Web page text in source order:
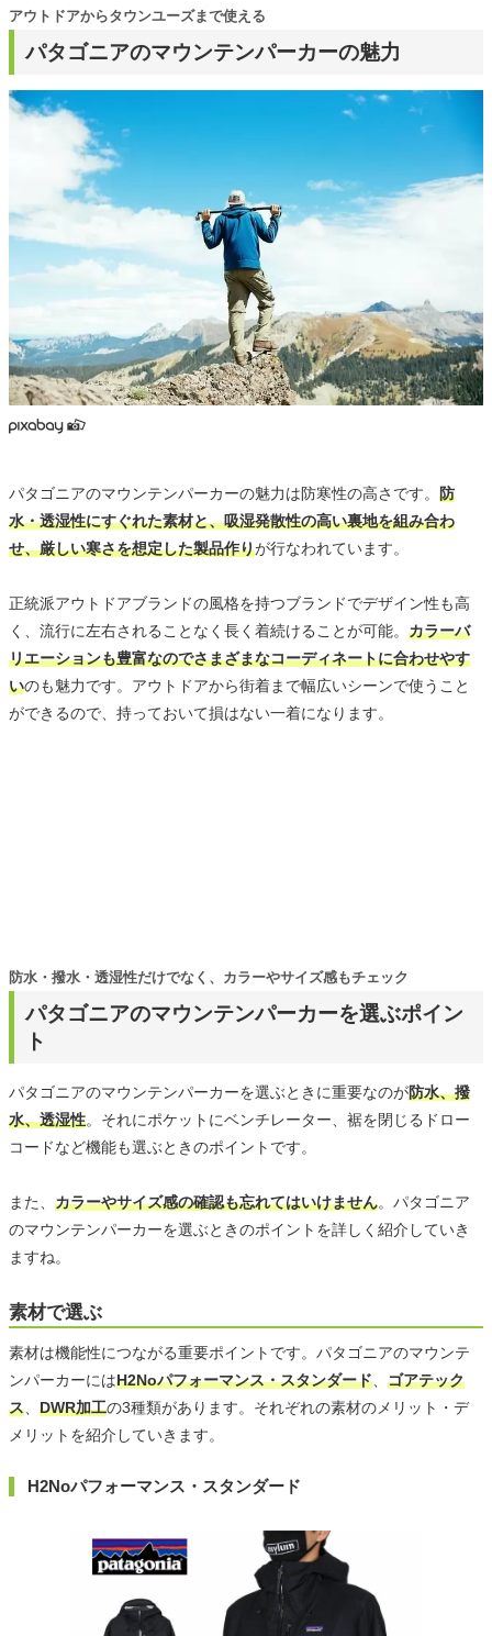
パタゴニアのマウンテンパーカーの魅力
アウトドアからタウンユーズまで使える
パタゴニアのマウンテンパーカーの魅力は防寒性の高さです。 防
水・透湿性にすぐれた素材と、吸湿発散性の高い裏地を組み合わ
せ、厳しい寒さを想定した製品作りが行なわれています。
正統派アウトドアブランドの風格を持つブランドでデザイン性も高
く、流行に左右されることなく長く着続けることが可能。 カラーバ
リエーションも豊富なのでさまざまなコーディネートに合わせやす
いのも魅力です。アウトドアから街着まで幅広いシーンで使うこと
ができるので、持っておいて損はない一着になります。
パタゴニアのマウンテンパーカーを選ぶポイン
ト
防水・撥水・透湿性だけでなく、カラーやサイズ感もチェック
パタゴニアのマウンテンパーカーを選ぶときに重要なのが防水、撥
水、透湿性。それにポケットにベンチレーター、裾を閉じるドロー
コードなど機能も選ぶときのポイントです。
また、 カラーやサイズ感の確認も忘れてはいけません。パタゴニア
のマウンテンパーカーを選ぶときのポイントを詳しく紹介していき
ますね。
素材で選ぶ
素材は機能性につながる重要ポイントです。パタゴニアのマウンテ
ンパーカーにはH2Noパフォーマンス・スタンダード、 ゴアテック
ス、 DWR加工の3種類があります。それぞれの素材のメリット・デ
メリットを紹介していきます。
H2Noパフォーマンス・スタンダード